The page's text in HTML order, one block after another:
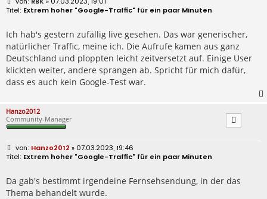
e
i
r
a
g
Extrem hoher "Google-Traffic" für ein paar Minuten
Ich hab's gestern zufällig live gesehen. Das war generischer,
natürlicher Traffic, meine ich. Die Aufrufe kamen aus ganz
Deutschland und ploppten leicht zeitversetzt auf. Einige User
klickten weiter, andere sprangen ab. Spricht für mich dafür,
dass es auch kein Google-Test war.
Hanzo2012
Community-Manager
B
e
i
r
a
g
Hanzo2012 » 07.03.2023, 19:46
Extrem hoher "Google-Traffic" für ein paar Minuten
Da gab's bestimmt irgendeine Fernsehsendung, in der das
Thema behandelt wurde.